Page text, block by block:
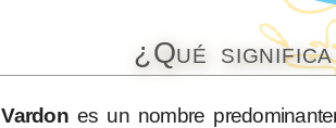
¿Qué
Vardones un nombre